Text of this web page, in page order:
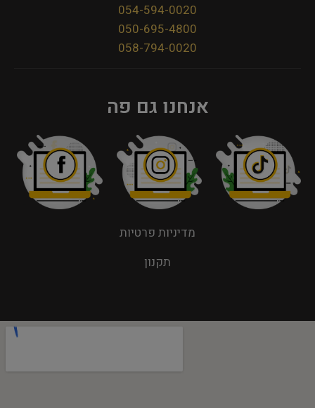
054-594-0020
050-695-4800
058-794-0020
אנחנו גם פה
מדיניות פרטיות
תקנון